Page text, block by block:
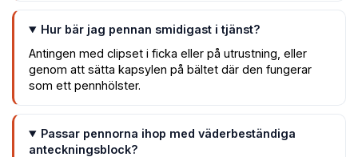
Hur bär jag pennan smidigast i tjänst?
Antingen med clipset i ficka eller på utrustning, eller
genom att sätta kapsylen på bältet där den fungerar
som ett pennhölster.
Passar pennorna ihop med väderbeständiga
anteckningsblock?